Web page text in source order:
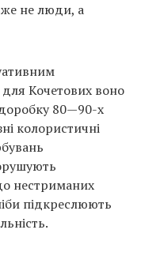
не люди, а
Кочетових воно
80—90-х
колористичні
нестриманих
підкреслюють